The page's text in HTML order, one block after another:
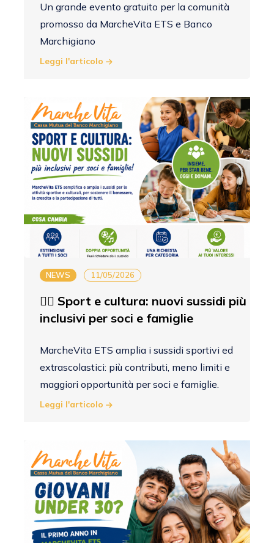
Un grande evento gratuito per la comunità
promosso da MarcheVita ETS e Banco
Marchigiano
Leggi l'articolo
NEWS 11/05/2026
🏃‍♀️ Sport e cultura: nuovi sussidi più
inclusivi per soci e famiglie
MarcheVita ETS amplia i sussidi sportivi ed
extrascolastici: più contributi, meno limiti e
maggiori opportunità per soci e famiglie.
Leggi l'articolo